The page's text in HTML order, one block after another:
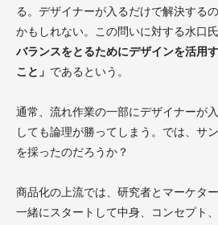
る。デザイナーが入るだけで解決する
かもしれない。この問いに対する水口
バランスをとるためにデザインを活用
こと」 であるという。
通常、流れ作業の一部にデザイナーが
しても論理が勝ってしまう。では、サ
を採ったのだろうか？
商品化の上流では、研究者とマーケタ
一緒にスタートして中身、コンセプト